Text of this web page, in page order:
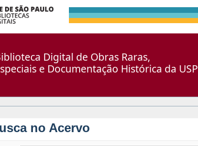
Digital de Obras Raras,
e Documentação Histórica da USP
no Acervo